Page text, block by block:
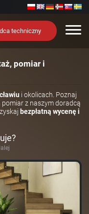
techniczny
pomiar i
i okolicach. Poznaj
z naszym doradcą
bezpłatną wycenę i